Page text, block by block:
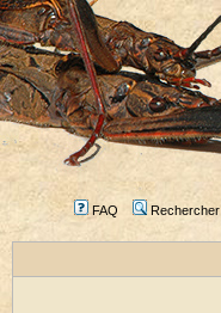
FAQ Rechercher